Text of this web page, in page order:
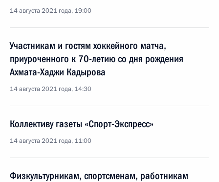
14 августа 2021 года, 19:00
Участникам и гостям хоккейного матча,
приуроченного к 70-летию со дня рождения
Ахмата-Хаджи Кадырова
14 августа 2021 года, 14:30
Коллективу газеты «Спорт-Экспресс»
14 августа 2021 года, 11:00
Физкультурникам, спортсменам, работникам